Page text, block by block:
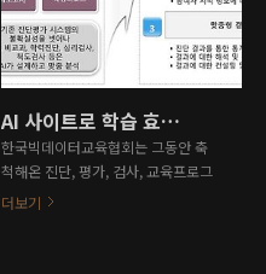
AI 사이트로 학습 효율을 극대화하자.
한국빅데이터교육협회는 그동안 축
척해온 진단, 평가, 검사, 교육프로그
램 등을 바탕으로 학교 및 기업에 최
더보기